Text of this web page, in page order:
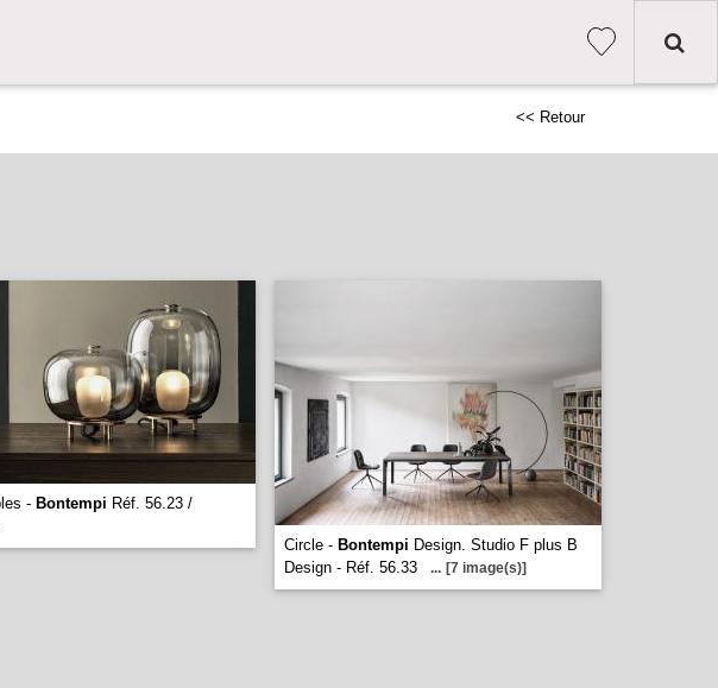
<< Retour
- Bontempi Réf. 56.23 /
Circle - Bontempi Design. Studio F plus B
Design - Réf. 56.33
... [7 image(s)]